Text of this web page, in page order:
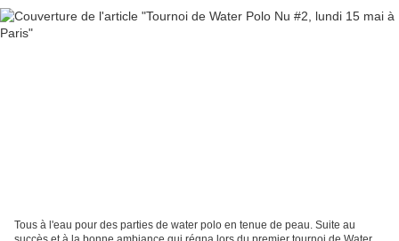
Tous à l'eau pour des parties de water polo en tenue de peau. Suite au